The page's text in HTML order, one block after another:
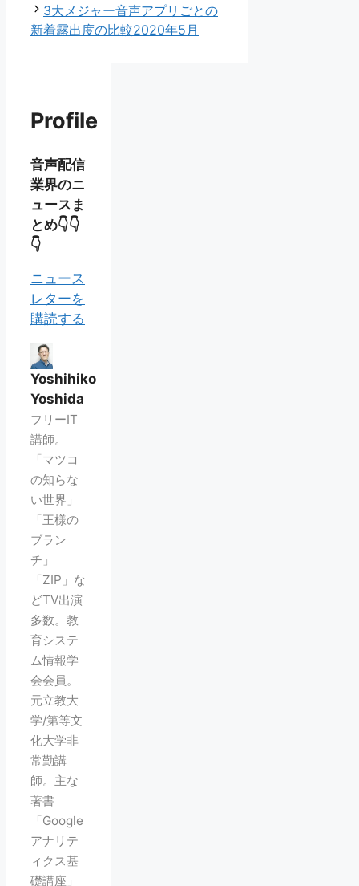
ー
3大メジャー音声アプリごとの
新着露出度の比較2020年5月
Profile
音声配信
業界のニ
ュースま
とめ👇👇
👇
ニュース
レターを
購読する
Yoshihiko
Yoshida
フリーIT
講師。
「マツコ
の知らな
い世界」
「王様の
ブラン
チ」
「ZIP」な
どTV出演
多数。教
育システ
ム情報学
会会員。
元立教大
学/第等文
化大学非
常勤講
師。主な
著書
「Google
アナリテ
ィクス基
礎講座」